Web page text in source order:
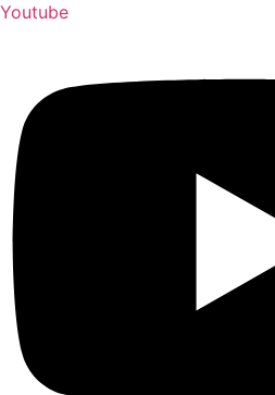
Youtube